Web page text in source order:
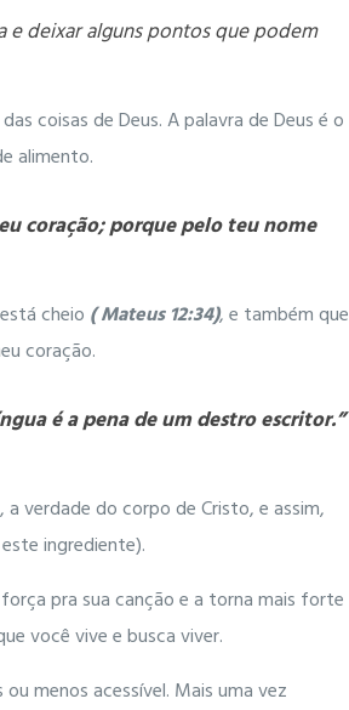
e deixar alguns pontos que podem
coisas de Deus. A palavra de Deus é o
alimento.
coração; porque pelo teu nome
cheio ( Mateus 12:34), e também que
coração.
é a pena de um destro escritor.”
verdade do corpo de Cristo, e assim,
ingrediente).
pra sua canção e a torna mais forte
você vive e busca viver.
menos acessível. Mais uma vez